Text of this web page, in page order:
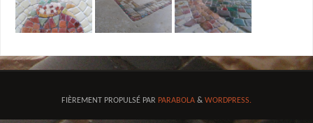
FIÈREMENT PROPULSÉ PAR PARABOLA & WORDPRESS.